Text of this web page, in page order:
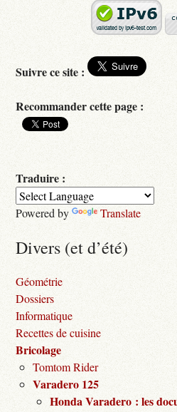
Suivre ce site :
Recommander cette page :
Traduire :
Powered by Translate
Divers (et d’été)
Géométrie
Dossiers
Informatique
Recettes de cuisine
Bricolage
Tomtom Rider
Varadero 125
Honda Varadero : les